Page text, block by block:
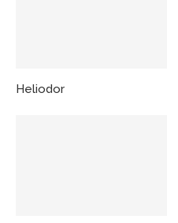
Heliodor